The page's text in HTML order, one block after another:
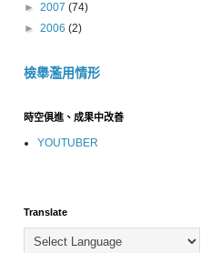
► 2007 (74)
► 2006 (2)
檢舉濫用情形
時空俱進、成果中改善
YOUTUBER
Translate